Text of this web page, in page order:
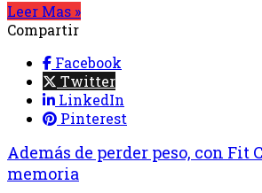
Leer Mas »
Compartir
Facebook
Twitter
LinkedIn
Pinterest
Además de perder peso, con
memoria